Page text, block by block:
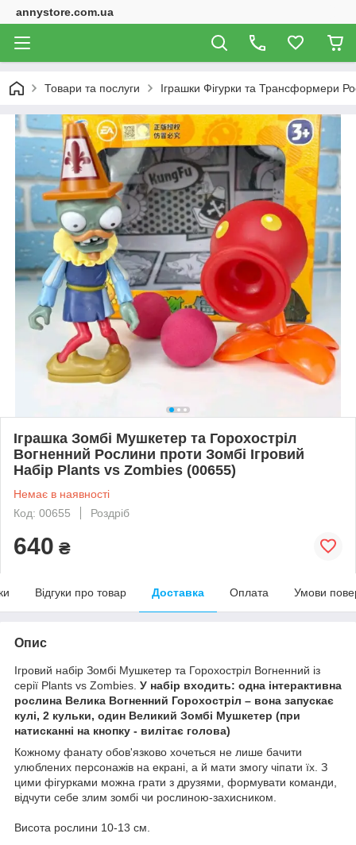
annystore.com.ua
Товари та послуги Іграшки Фігурки та Трансформери
Іграшка Зомбі Мушкетер та Горохостріл
Вогненний Рослини проти Зомбі Ігровий
Набір Plants vs Zombies (00655)
Немає в наявності
Код: 00655
Роздріб
640 ₴
Відгуки про товар Доставка Оплата Умови
Опис
Ігровий набір Зомбі Мушкетер та Горохостріл Вогненний із
серії Plants vs Zombies. У набір входить: одна інтерактивна
рослина Велика Вогненний Горохостріл – вона запускає
кулі, 2 кульки, один Великий Зомбі Мушкетер (при
натисканні на кнопку - вилітає голова)
Кожному фанату обов'язково хочеться не лише бачити
улюблених персонажів на екрані, а й мати змогу чіпати їх. З
цими фігурками можна грати з друзями, формувати команди,
відчути себе злим зомбі чи рослиною-захисником.
Висота рослини 10-13 см.